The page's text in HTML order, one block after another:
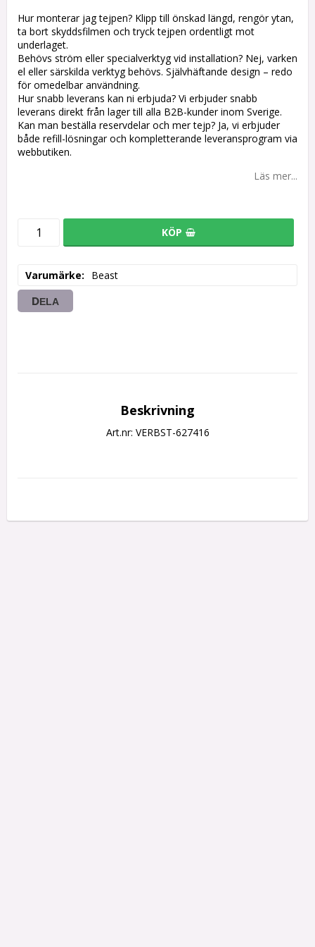
Hur monterar jag tejpen? Klipp till önskad längd, rengör ytan,
ta bort skyddsfilmen och tryck tejpen ordentligt mot
underlaget.
Behövs ström eller specialverktyg vid installation? Nej, varken
el eller särskilda verktyg behövs. Självhäftande design – redo
för omedelbar användning.
Hur snabb leverans kan ni erbjuda? Vi erbjuder snabb
leverans direkt från lager till alla B2B-kunder inom Sverige.
Kan man beställa reservdelar och mer tejp? Ja, vi erbjuder
både refill-lösningar och kompletterande leveransprogram via
webbutiken.
Läs mer...
KÖP
Varumärke Beast
DELA
Beskrivning
Art.nr: VERBST-627416